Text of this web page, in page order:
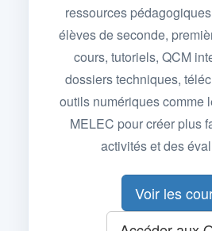
ressources
élèves de seconde,
cours, tutoriels, QCM
dossiers techniques,
outils numériques comme
MELEC pour créer plus
activités et des
Voir les